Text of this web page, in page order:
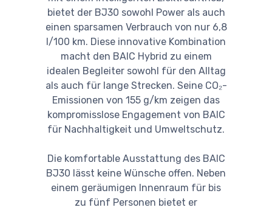
bietet der BJ30 sowohl Power als auch
einen sparsamen Verbrauch von nur 6,8
l/100 km. Diese innovative Kombination
macht den BAIC Hybrid zu einem
idealen Begleiter sowohl für den Alltag
als auch für lange Strecken. Seine CO₂-
Emissionen von 155 g/km zeigen das
kompromisslose Engagement von BAIC
für Nachhaltigkeit und Umweltschutz.
Die komfortable Ausstattung des BAIC
BJ30 lässt keine Wünsche offen. Neben
einem geräumigen Innenraum für bis
zu fünf Personen bietet er